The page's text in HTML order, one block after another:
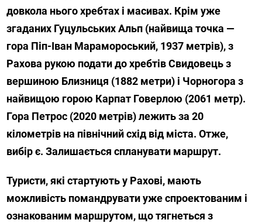
довкола нього хребтах і масивах. Крім уже
згаданих Гуцульських Альп (найвища точка —
гора Піп-Іван Марамороський, 1937 метрів), з
Рахова рукою подати до хребтів Свидовець з
вершиною Близниця (1882 метри) і Чорногора з
найвищою горою Карпат Говерлою (2061 метр).
Гора Петрос (2020 метрів) лежить за 20
кілометрів на північний схід від міста. Отже,
вибір є. Залишається спланувати маршрут.
Туристи, які стартують у Рахові, мають
можливість помандрувати уже спроектованим і
ознакованим маршрутом, що тягнеться з